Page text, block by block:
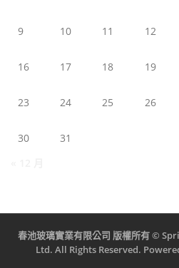
9 10 11 12
16 17 18 19
23 24 25 26
30
31
春池玻璃實業有限公司 版權所有 ©
Ltd. All Rights Reserved.